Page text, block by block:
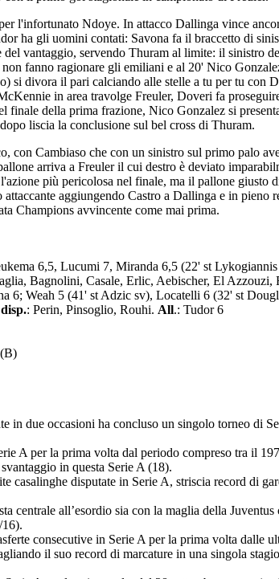
l'infortunato Ndoye. In attacco Dallinga vince
ha gli uomini contati: Savona fa il braccetto di
vantaggio, servendo Thuram al limite: il sinistro
fanno ragionare gli emiliani e al 20' Nico
si divora il pari calciando alle stelle a tu per tu
in area travolge Freuler, Doveri fa
della prima frazione, Nico Gonzalez si
liscia la conclusione sul bel cross di Thuram.
con Cambiaso che con un sinistro sul primo palo
arriva a Freuler il cui destro è deviato
più pericolosa nel finale, ma il pallone
aggiungendo Castro a Dallinga e in pieno
Champions avvincente come mai prima.
6,5, Lucumi 7, Miranda 6,5 (22' st
Bagnolini, Casale, Erlic, Aebischer, El Azzouzi,
6; Weah 5 (41' st Adzic sv), Locatelli 6 (32' st
: Perin, Pinsoglio, Rouhi. All.: Tudor 6
in due occasioni ha concluso un singolo torneo di
A per la prima volta dal periodo compreso tra il
in questa Serie A (18).
casalinghe disputate in Serie A, striscia record di
centrale all’esordio sia con la maglia della
consecutive in Serie A per la prima volta dalle
il suo record di marcature in una singola